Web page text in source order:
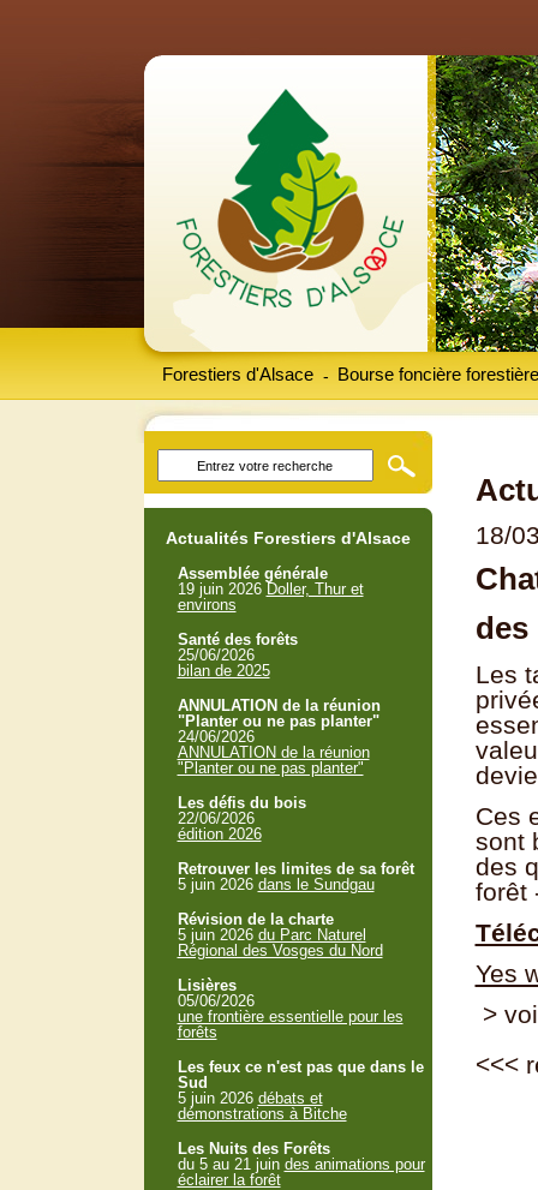
Forestiers d'Alsace Bourse foncière forestière
-
18/
des
Les
Ces
sont
des
forêt
Yes
>
<<<
Actualités Forestiers d'Alsace
Assemblée générale
19 juin 2026 Doller, Thur et
environs
Santé des forêts
25/06/2026
bilan de 2025
ANNULATION de la réunion
"Planter ou ne pas planter"
24/06/2026
ANNULATION de la réunion
"Planter ou ne pas planter"
Les défis du bois
22/06/2026
édition 2026
Retrouver les limites de sa forêt
5 juin 2026 dans le Sundgau
Révision de la charte
5 juin 2026 du Parc Naturel
Régional des Vosges du Nord
Lisières
05/06/2026
une frontière essentielle pour les
forêts
Les feux ce n'est pas que dans le
Sud
5 juin 2026 débats et
démonstrations à Bitche
Les Nuits des Forêts
du 5 au 21 juin des animations pour
éclairer la forêt